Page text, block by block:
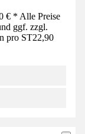
€ * Alle Preise
ggf. zzgl.
pro ST22,90